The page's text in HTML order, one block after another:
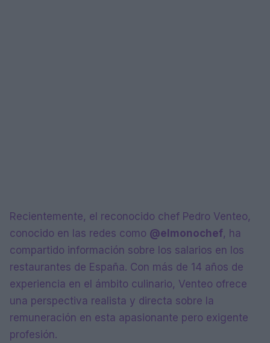
Recientemente, el reconocido chef Pedro Venteo,
conocido en las redes como @elmonochef, ha
compartido información sobre los salarios en los
restaurantes de España. Con más de 14 años de
experiencia en el ámbito culinario, Venteo ofrece
una perspectiva realista y directa sobre la
remuneración en esta apasionante pero exigente
profesión.